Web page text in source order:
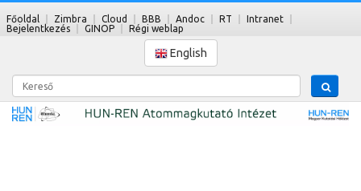
Főoldal Zimbra Cloud BBB Andoc RT
Intranet
Bejelentkezés
GINOP Régi weblap
English
Kereső